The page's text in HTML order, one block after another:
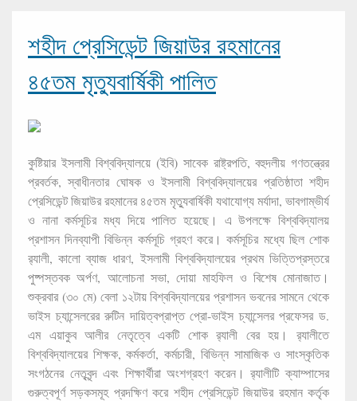
শহীদ প্রেসিডেন্ট জিয়াউর রহমানের
৪৫তম মৃত্যুবার্ষিকী পালিত
কুষ্টিয়ার ইসলামী বিশ্ববিদ্যালয়ে (ইবি) সাবেক রাষ্ট্রপতি, বহুদলীয় গণতন্ত্রের
প্রবর্তক, স্বাধীনতার ঘোষক ও ইসলামী বিশ্ববিদ্যালয়ের প্রতিষ্ঠাতা শহীদ
প্রেসিডেন্ট জিয়াউর রহমানের ৪৫তম মৃত্যুবার্ষিকী যথাযোগ্য মর্যাদা, ভাবগাম্ভীর্য
ও নানা কর্মসূচির মধ্য দিয়ে পালিত হয়েছে। এ উপলক্ষে বিশ্ববিদ্যালয়
প্রশাসন দিনব্যাপী বিভিন্ন কর্মসূচি গ্রহণ করে। কর্মসূচির মধ্যে ছিল শোক
র‌্যালী, কালো ব্যাজ ধারণ, ইসলামী বিশ্ববিদ্যালয়ের প্রথম ভিত্তিপ্রস্তরে
পুষ্পস্তবক অর্পণ, আলোচনা সভা, দোয়া মাহফিল ও বিশেষ মোনাজাত।
শুক্রবার (৩০ মে) বেলা ১২টায় বিশ্ববিদ্যালয়ের প্রশাসন ভবনের সামনে থেকে
ভাইস চ্যান্সেলরের রুটিন দায়িত্বপ্রাপ্ত প্রো-ভাইস চ্যান্সেলর প্রফেসর ড.
এম এয়াকুব আলীর নেতৃত্বে একটি শোক র‌্যালী বের হয়। র‌্যালীতে
বিশ্ববিদ্যালয়ের শিক্ষক, কর্মকর্তা, কর্মচারী, বিভিন্ন সামাজিক ও সাংস্কৃতিক
সংগঠনের নেতৃবৃন্দ এবং শিক্ষার্থীরা অংশগ্রহণ করেন। র‌্যালীটি ক্যাম্পাসের
গুরুত্বপূর্ণ সড়কসমূহ প্রদক্ষিণ করে শহীদ প্রেসিডেন্ট জিয়াউর রহমান কর্তৃক